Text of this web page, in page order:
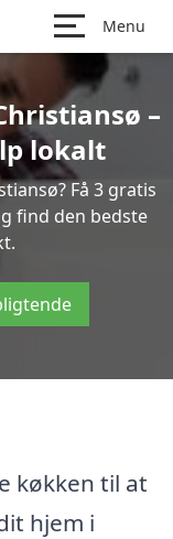
Menu
–
lokalt
Få 3 gratis
find den bedste
køkken til at
hjem i